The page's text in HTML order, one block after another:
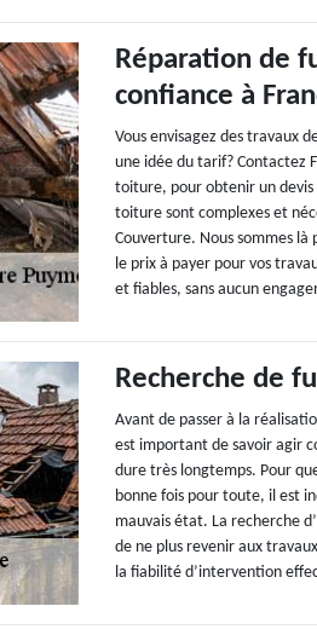
Réparation de
confiance à
Vous envisagez des travaux
une idée du tarif? Contactez
toiture, pour obtenir un
toiture sont complexes et
Couverture. Nous sommes
le prix à payer pour vos
et fiables, sans aucun
Recherche de
Avant de passer à la
est important de savoir agir
dure très longtemps. Pour
bonne fois pour toute, il est
mauvais état. La recherche
de ne plus revenir aux
la fiabilité d’intervention